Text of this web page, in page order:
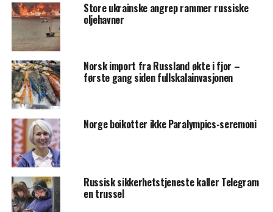
Store ukrainske angrep rammer russiske
oljehavner
Norsk import fra Russland økte i fjor –
første gang siden fullskalainvasjonen
Norge boikotter ikke Paralympics-seremoni
Russisk sikkerhetstjeneste kaller Telegram
en trussel